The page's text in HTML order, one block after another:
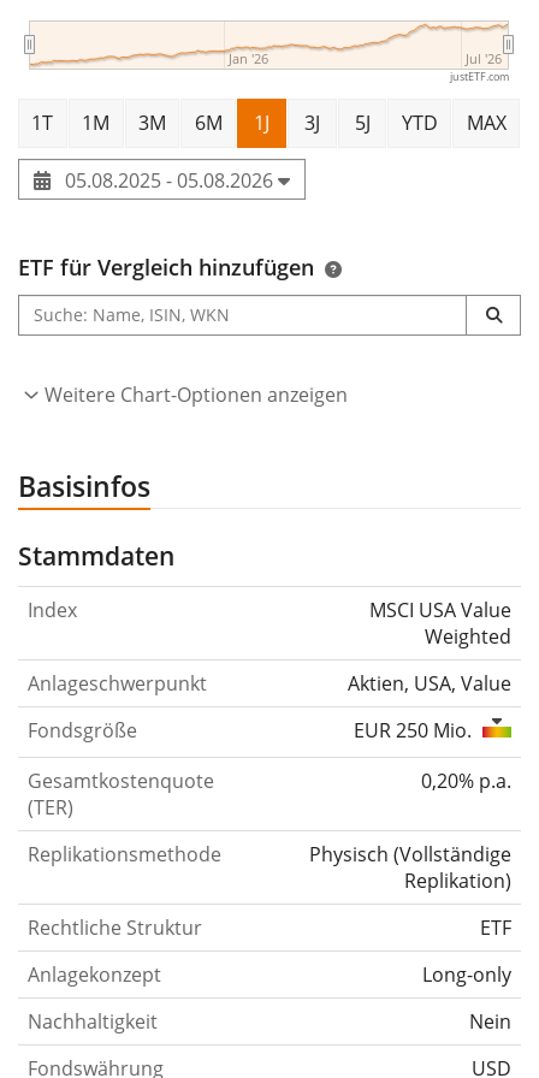
Jan '26 Jul '26
justETF.com
1T 1M 3M 6M 1J 3J 5J YTD MAX
05.08.2025 - 05.08.2026
ETF für Vergleich hinzufügen
Weitere Chart-Optionen anzeigen
Basisinfos
Stammdaten
Index
MSCI USA Value
Weighted
Anlageschwerpunkt
Aktien, USA, Value
Fondsgröße
EUR 250 Mio.
Gesamtkostenquote
(TER)
0,20% p.a.
Replikationsmethode Physisch (Vollständige
Replikation)
Rechtliche Struktur
ETF
Anlagekonzept
Long-only
Nachhaltigkeit
Nein
Fondswährung
USD